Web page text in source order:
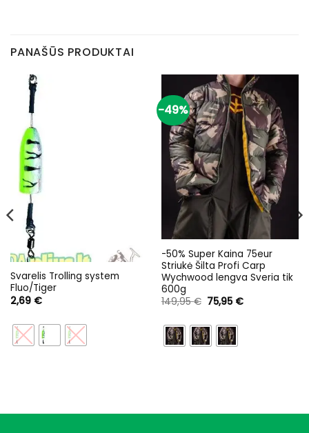
PANAŠŪS PRODUKTAI
Svarelis Trolling system
Fluo/Tiger
2,69 €
-49%
-50% Super Kaina 75eur
Striukė Šilta Profi Carp
Wychwood lengva Sveria tik
600g
149,95€ Original
price
149,95 €.
75,95 €Current